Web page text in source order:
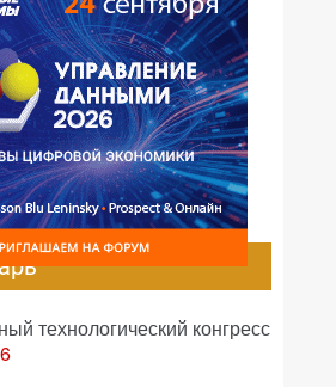
технологический конгресс